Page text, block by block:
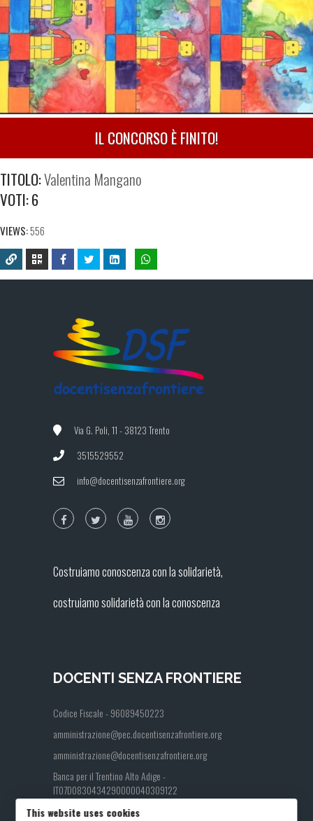
IL CONCORSO È FINITO!
TITOLO:Valentina Mangano
VOTI:6
VIEWS:556
Via G. Poli, 11 - 38123 Trento
3515529552
info@docentisenzafrontiere.org
Costruiamo conoscenza con la solidarietà,
costruiamo solidarietà con la conoscenza
DOCENTI SENZA FRONTIERE
Codice Fiscale - 96089450223
amministrazione@pec.docentisenzafrontiere.org
amministrazione@docentisenzafrontiere.org
Banca per il Trentino Alto Adige -
IT07D0830434290000040309122
This website uses cookies